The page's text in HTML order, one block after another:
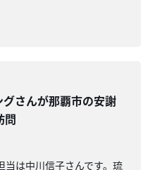
グさんが那覇市の安謝
問
当は中川信子さんです。琉